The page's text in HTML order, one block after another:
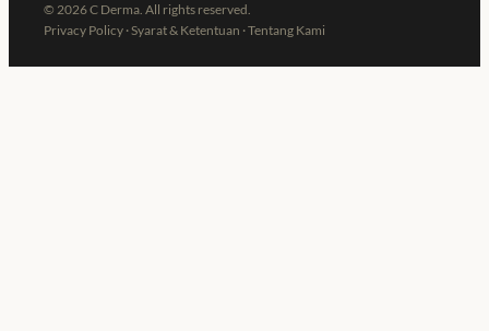
© 2026C Derma. All rights reserved.
Privacy Policy ·Syarat & Ketentuan ·Tentang Kami